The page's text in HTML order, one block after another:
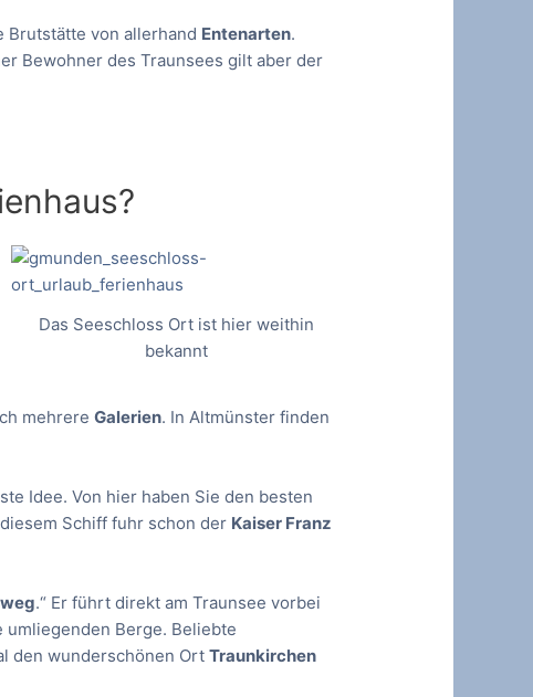
Brutstätte von allerhand Entenarten.
Bewohner des Traunsees gilt aber der
Das Seeschloss Ort ist hier weithin
bekannt
mehrereGalerien. In Altmünster finden
Idee. Von hier haben Sie den besten
Schiff fuhr schon der Kaiser Franz
.“ Er führt direkt am Traunsee vorbei
umliegenden Berge. Beliebte
den wunderschönen OrtTraunkirchen